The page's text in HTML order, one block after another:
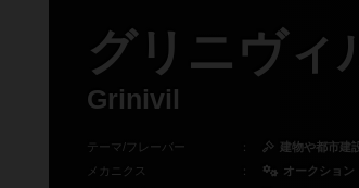
グリニヴィ
Grinivil
テーマ/フレーバー ： 建物や都市建
メカニクス
： オークション